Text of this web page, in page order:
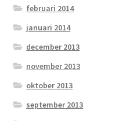
februari 2014
januari 2014
december 2013
november 2013
oktober 2013
september 2013